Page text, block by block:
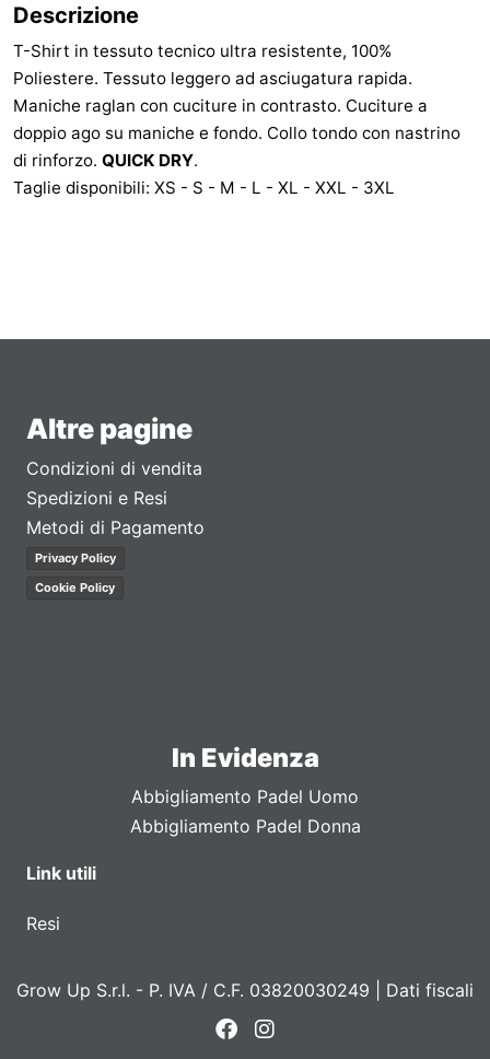
Descrizione
T-Shirt in tessuto tecnico ultra resistente, 100%
Poliestere. Tessuto leggero ad asciugatura rapida.
Maniche raglan con cuciture in contrasto. Cuciture a
doppio ago su maniche e fondo. Collo tondo con nastrino
di rinforzo. QUICK DRY.
Taglie disponibili: XS - S - M - L - XL - XXL - 3XL
Altre pagine
Condizioni di vendita
Spedizioni e Resi
Metodi di Pagamento
Privacy Policy
Cookie Policy
In Evidenza
Abbigliamento Padel Uomo
Abbigliamento Padel Donna
Link utili
Resi
Grow Up S.r.l. - P. IVA / C.F. 03820030249 | Dati fiscali